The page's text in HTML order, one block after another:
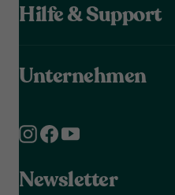
Hilfe & Support
Unternehmen
Newsletter